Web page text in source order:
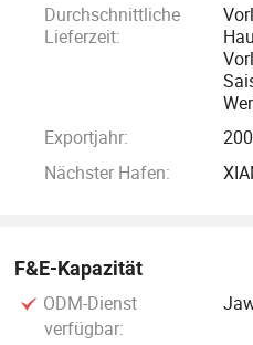
Produkten gehören:
(genaue Parameterprüfung
LCZ/LCR Analyzer
Komponenten); DCR
für Induktoren/
Tester (einstellbare
Oszilloskop
automatischer Tester für
(automatisiert, hochgenau);
Durchschnittliche
Lieferzeit:
Exportjahr:
Nächster Hafen:
F&E-Kapazität
ODM-Dienst
verfügbar: